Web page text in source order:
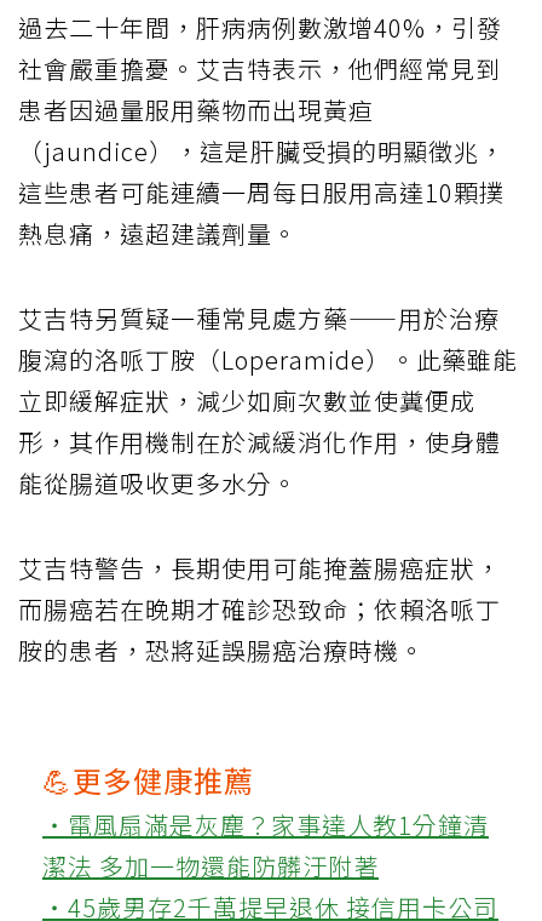
過去二十年間，肝病病例數激增40%，引發
社會嚴重擔憂。艾吉特表示，他們經常見到
患者因過量服用藥物而出現黃疸
（jaundice），這是肝臟受損的明顯徵兆，
這些患者可能連續一周每日服用高達10顆撲
熱息痛，遠超建議劑量。
艾吉特另質疑一種常見處方藥——用於治療
腹瀉的洛哌丁胺（Loperamide）。此藥雖能
立即緩解症狀，減少如廁次數並使糞便成
形，其作用機制在於減緩消化作用，使身體
能從腸道吸收更多水分。
艾吉特警告，長期使用可能掩蓋腸癌症狀，
而腸癌若在晚期才確診恐致命；依賴洛哌丁
胺的患者，恐將延誤腸癌治療時機。
💪更多健康推薦
‧電風扇滿是灰塵？家事達人教1分鐘清
潔法 多加一物還能防髒汙附著
‧45歲男存2千萬提早退休 接信用卡公司